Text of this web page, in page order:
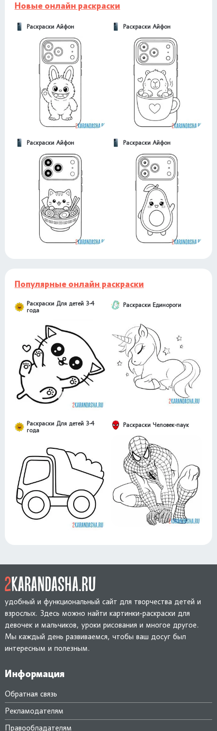
Новые онлайн раскраски
Раскраски Айфон Раскраски Айфон
Раскраски Айфон Раскраски Айфон
Популярные онлайн раскраски
Раскраски Для детей 3-4
года
Раскраски Единороги
Раскраски Для детей 3-4
года
Раскраски Человек-паук
удобный и функциональный сайт для творчества детей и
взрослых. Здесь можно найти картинки-раскраски для
девочек и мальчиков, уроки рисования и многое другое.
Мы каждый день развиваемся, чтобы ваш досуг был
интересным и полезным.
Информация
Обратная связь
Рекламодателям
Правообладателям